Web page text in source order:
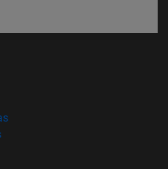
ventana)
(abre en nueva ventana)
(abre en nueva ventana)